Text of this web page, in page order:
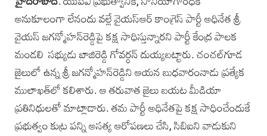
అనుకూలంగా లేనందు వల్లే వైయస్‌ఆర్ కాంగ్రె‌స్ పార్టీ అ‌ధినేత శ్రీ
వైయస్ జగ‌న్మోహన్‌రెడ్డిపై కక్ష సాధిస్తున్నారని పార్టీ కేంద్ర పాలక
మండలి సభ్యుడు బాజిరెడ్డి గోవర్ధన్ దుయ్యబట్టారు. చంచల్‌గూడ
జైలులో ఉన్న శ్రీ జగన్మోహన్‌రెడ్డిని ఆయన బుధవారంనాడు ప్రత్యేక
ములాఖత్‌లో కలిశారు. ఆ తరువాత జైలు బయట మీడియా
ప్రతినిధులతో మాట్లాడారు. తమ పార్టీ అధినేతపై కక్ష సాధించేందుకే
ప్రభుత్వం కుట్ర పన్ని అసత్య ఆరోపణలు చేసి, సిబిఐని వాడుకుని